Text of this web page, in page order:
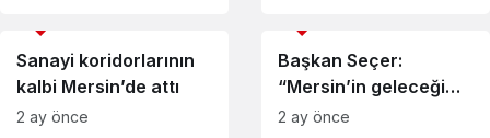
Sanayi koridorlarının
kalbi Mersin’de attı
2 ay önce
Başkan Seçer:
“Mersin’in geleceği
kıymetli ve önemlidir”
2 ay önce